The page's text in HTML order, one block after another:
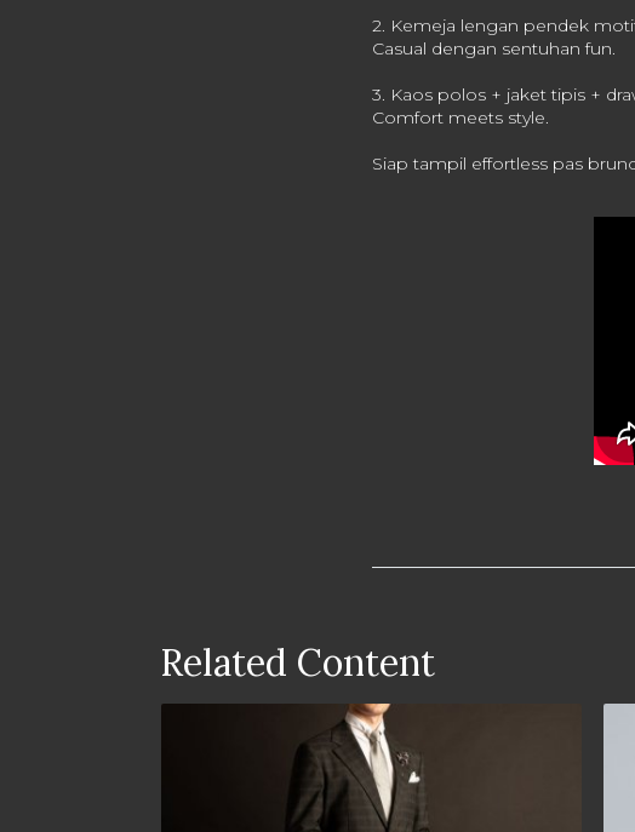
2. Kemeja lengan pendek
Casual dengan sentuhan fun.
3. Kaos polos + jaket tipis +
Comfort meets style.
Siap tampil effortless pas
Related Content